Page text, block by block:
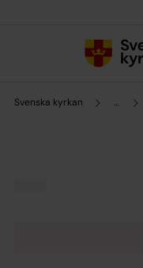
Svenska kyrkan ...